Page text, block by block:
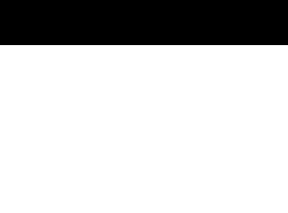
สายรัดกางเกงและแส้สำหรับขี่ม้า